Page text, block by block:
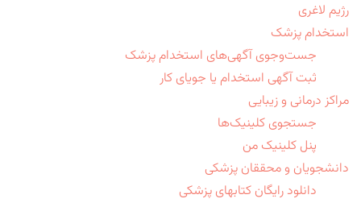
رژیم لاغری
استخدام پزشک
جست‌وجوی آگهی‌های استخدام پزشک
ثبت آگهی استخدام یا جویای کار
مراکز درمانی و زیبایی
جستجوی کلینیک‌ها
پنل کلینیک من
دانشجویان و محققان پزشکی
دانلود رایگان کتابهای پزشکی